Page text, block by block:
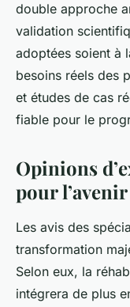
double approche
validation
adoptées soient à
besoins réels des
et études de cas
fiable pour le
Opinions
pour l’avenir
Les avis des
transformation
Selon eux, la
intégrera de plus